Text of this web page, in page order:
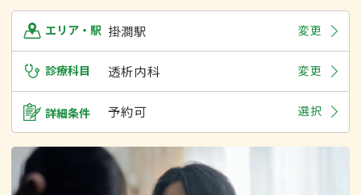
エリア・駅 掛澗駅 変更
診療科目 透析内科 変更
詳細条件 予約可 選択